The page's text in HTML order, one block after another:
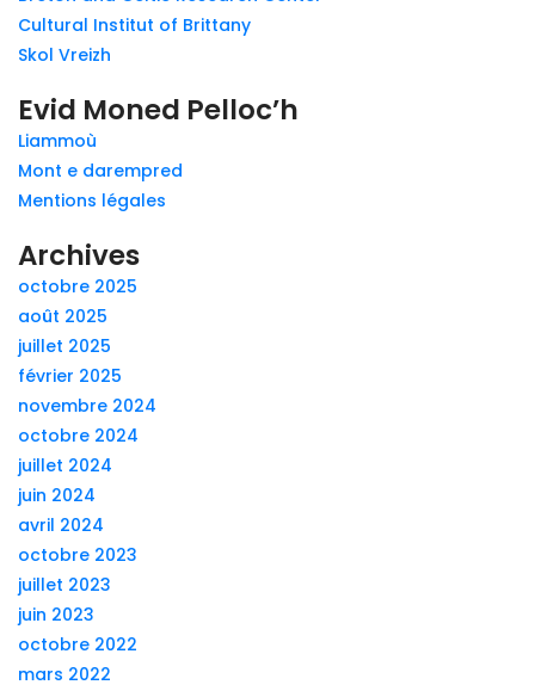
Cultural Institut of Brittany
Skol Vreizh
Evid Moned Pelloc’h
Liammoù
Mont e darempred
Mentions légales
Archives
octobre 2025
août 2025
juillet 2025
février 2025
novembre 2024
octobre 2024
juillet 2024
juin 2024
avril 2024
octobre 2023
juillet 2023
juin 2023
octobre 2022
mars 2022